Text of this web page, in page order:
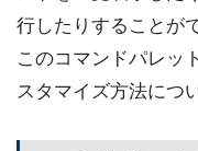
行したりすることが
このコマンドパレッ
スタマイズ方法につ